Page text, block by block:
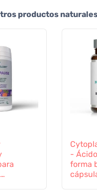
productos
-
forma